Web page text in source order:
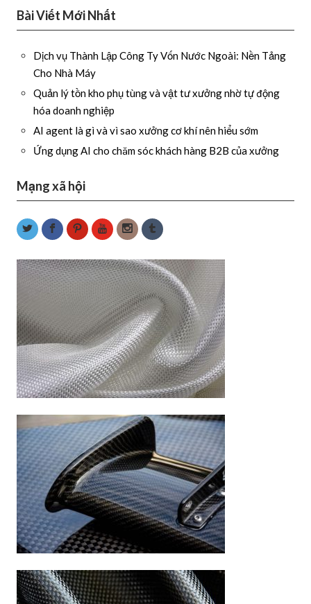
Bài Viết Mới Nhất
Dịch vụ Thành Lập Công Ty Vốn Nước Ngoài: Nền Tảng
Cho Nhà Máy
Quản lý tồn kho phụ tùng và vật tư xưởng nhờ tự động
hóa doanh nghiệp
AI agent là gì và vì sao xưởng cơ khí nên hiểu sớm
Ứng dụng AI cho chăm sóc khách hàng B2B của xưởng
Mạng xã hội